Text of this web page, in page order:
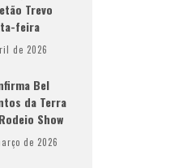
Trevo
feira
de 2026
Bel
da Terra
Show
de 2026